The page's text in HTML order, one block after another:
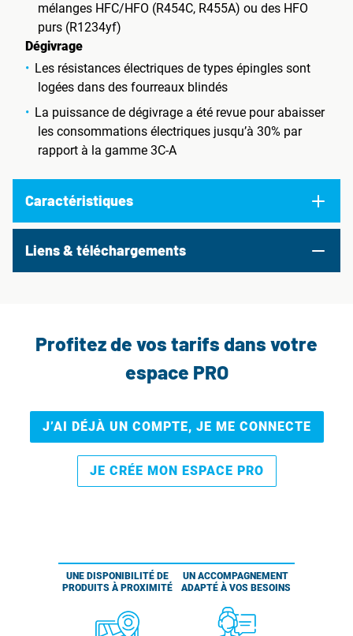
mélanges HFC/HFO (R454C, R455A) ou des HFO
purs (R1234yf)
Dégivrage
Les résistances électriques de types épingles sont
logées dans des fourreaux blindés
La puissance de dégivrage a été revue pour abaisser
les consommations électriques jusqu’à 30% par
rapport à la gamme 3C-A
Caractéristiques
Liens & téléchargements
Profitez de vos tarifs dans votre
espace PRO
J’AI DÉJÀ UN COMPTE, JE ME CONNECTE
JE CRÉE MON ESPACE PRO
UNE DISPONIBILITÉ DE
PRODUITS À PROXIMITÉ
UN ACCOMPAGNEMENT
ADAPTÉ À VOS BESOINS